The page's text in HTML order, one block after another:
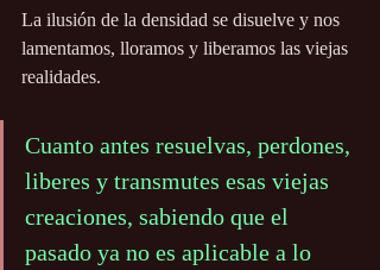
La ilusión de la densidad se disuelve y nos
lamentamos, lloramos y liberamos las viejas
realidades.
Cuanto antes resuelvas, perdones,
liberes y transmutes esas viejas
creaciones, sabiendo que el
pasado ya no es aplicable a lo